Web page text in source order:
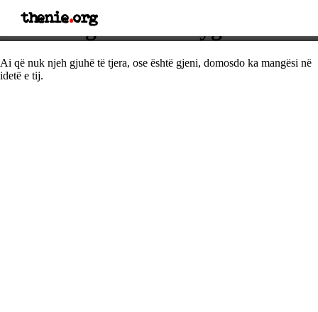
thenie.org
Thënie nga Viktor Hygo
Ai që nuk njeh gjuhë të tjera, ose është gjeni, domosdo ka mangësi në
idetë e tij.